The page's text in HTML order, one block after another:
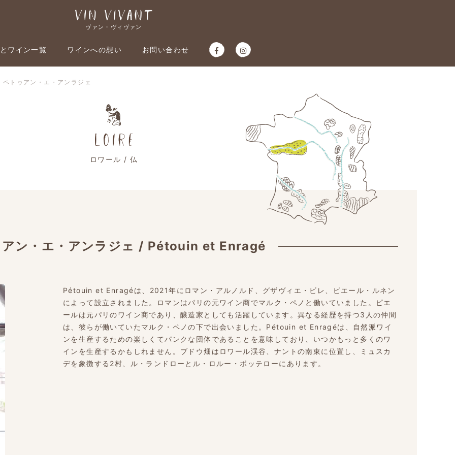
ヴァン・ヴィヴァン
ワイン一覧 ワインへの想い お問い合わせ
トゥアン・エ・アンラジェ
ロワール / 仏
ン・エ・アンラジェ / Pétouin et Enragé
Pétouin et Enragéは、2021年にロマン・アルノルド、グザヴィエ・ビレ、ピエール・ルネン
によって設立されました。ロマンはパリの元ワイン商でマルク・ペノと働いていました。ピエ
ールは元パリのワイン商であり、醸造家としても活躍しています。異なる経歴を持つ3人の仲間
は、彼らが働いていたマルク・ペノの下で出会いました。Pétouin et Enragéは、自然派ワイ
ンを生産するための楽しくてパンクな団体であることを意味しており、いつかもっと多くのワ
インを生産するかもしれません。ブドウ畑はロワール渓谷、ナントの南東に位置し、ミュスカ
デを象徴する2村、ル・ランドローとル・ロルー・ボッテローにあります。